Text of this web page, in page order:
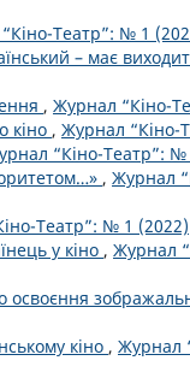
Театр”: № 1
– має
, Журнал “Кіно-
кіно , Журнал “Кіно-
“Кіно-Театр”: №
, Журнал
Театр”: № 1 (2022)
у кіно , Журнал
кіно , Журнал